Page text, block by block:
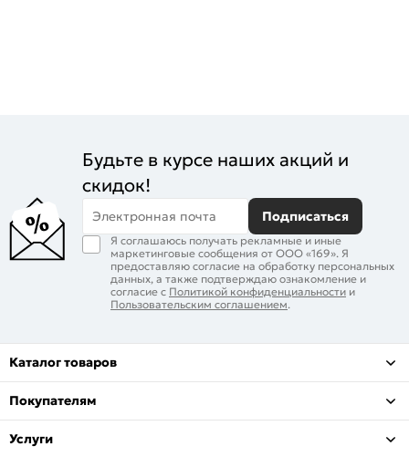
Будьте в курсе наших акций и
скидок!
Электронная почта Подписаться
Я соглашаюсь получать рекламные и иные
маркетинговые сообщения от ООО «169». Я
предоставляю согласие на обработку персональных
данных, а также подтверждаю ознакомление и
согласие с Политикой конфиденциальности и
Пользовательским соглашением.
Каталог товаров
Покупателям
Услуги